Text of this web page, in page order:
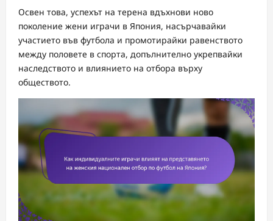
Освен това, успехът на терена вдъхнови ново
поколение жени играчи в Япония, насърчавайки
участието във футбола и промотирайки равенството
между половете в спорта, допълнително укрепвайки
наследството и влиянието на отбора върху
обществото.